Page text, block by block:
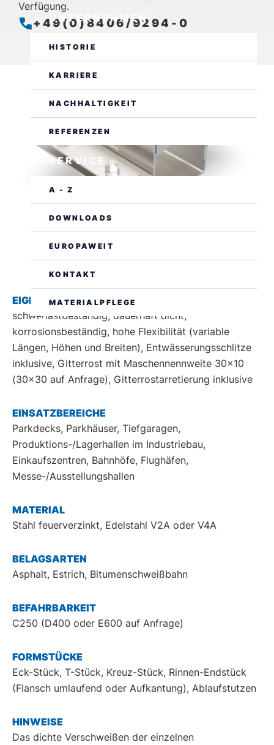
UNTERNEHMEN
HISTORIE
KARRIERE
NACHHALTIGKEIT
REFERENZEN
SERVICE
A - Z
DOWNLOADS
EUROPAWEIT
KONTAKT
MATERIALPFLEGE
DE EN
Verfügung.
+49(0)8406/9294-0
EIGENSCHAFTEN
schwerlastbeständig, dauerhaft dicht,
korrosionsbeständig, hohe Flexibilität (variable
Längen, Höhen und Breiten), Entwässerungsschlitze
inklusive, Gitterrost mit Maschennennweite 30x10
(30x30 auf Anfrage), Gitterrostarretierung inklusive
EINSATZBEREICHE
Parkdecks, Parkhäuser, Tiefgaragen,
Produktions-/Lagerhallen im Industriebau,
Einkaufszentren, Bahnhöfe, Flughäfen,
Messe-/Ausstellungshallen
MATERIAL
Stahl feuerverzinkt, Edelstahl V2A oder V4A
BELAGSARTEN
Asphalt, Estrich, Bitumenschweißbahn
BEFAHRBARKEIT
C250 (D400 oder E600 auf Anfrage)
FORMSTÜCKE
Eck-Stück, T-Stück, Kreuz-Stück, Rinnen-Endstück
(Flansch umlaufend oder Aufkantung), Ablaufstutzen
HINWEISE
Das dichte Verschweißen der einzelnen